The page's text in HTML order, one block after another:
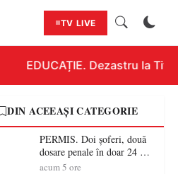
TV LIVE
EDUCAȚIE. Dezastru la
DIN ACEEAȘI CATEGORIE
PERMIS. Doi șoferi, două
dosare penale în doar 24 de
ore la Petea! Unul avea
acum 5 ore